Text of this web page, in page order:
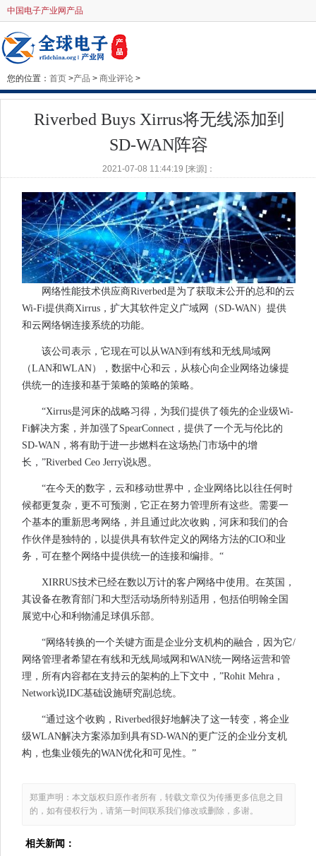
中国电子产业网产品
您的位置： 首页 >产品 > 商业评论 >
Riverbed Buys Xirrus将无线添加到
SD-WAN阵容
2021-07-08 11:44:19 [来源]：
网络性能技术供应商Riverbed是为了获取未公开的总和的云
Wi-Fi提供商Xirrus，扩大其软件定义广域网（SD-WAN）提供
和云网络钢连接系统的功能。
该公司表示，它现在可以从WAN到有线和无线局域网
（LAN和WLAN），数据中心和云，从核心向企业网络边缘提
供统一的连接和基于策略的策略的策略。
“Xirrus是河床的战略习得，为我们提供了领先的企业级Wi-
Fi解决方案，并加强了SpearConnect，提供了一个无与伦比的
SD-WAN，将有助于进一步燃料在这场热门市场中的增
长，”Riverbed Ceo Jerry说k恩。
“在今天的数字，云和移动世界中，企业网络比以往任何时
候都更复杂，更不可预测，它正在努力管理所有这些。需要一
个基本的重新思考网络，并且通过此次收购，河床和我们的合
作伙伴是独特的，以提供具有软件定义的网络方法的CIO和业
务，可在整个网络中提供统一的连接和编排。“
XIRRUS技术已经在数以万计的客户网络中使用。在英国，
其设备在教育部门和大型活动场所特别适用，包括伯明翰全国
展览中心和利物浦足球俱乐部。
“网络转换的一个关键方面是企业分支机构的融合，因为它/
网络管理者希望在有线和无线局域网和WAN统一网络运营和管
理，所有内容都在支持云的架构的上下文中，”Rohit Mehra，
Network说IDC基础设施研究副总统。
“通过这个收购，Riverbed很好地解决了这一转变，将企业
级WLAN解决方案添加到具有SD-WAN的更广泛的企业分支机
构，也集业领先的WAN优化和可见性。”
郑重声明：本文版权归原作者所有，转载文章仅为传播更多信息之目
的，如有侵权行为，请第一时间联系我们修改或删除，多谢。
相关新闻：